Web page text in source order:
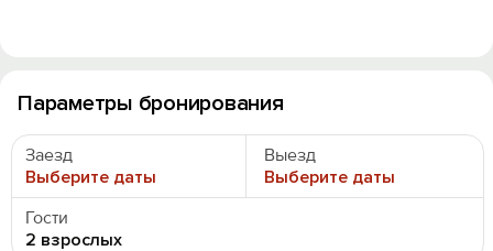
Параметры бронирования
Заезд
Выберите даты
Выезд
Выберите даты
Гости
2 взрослых